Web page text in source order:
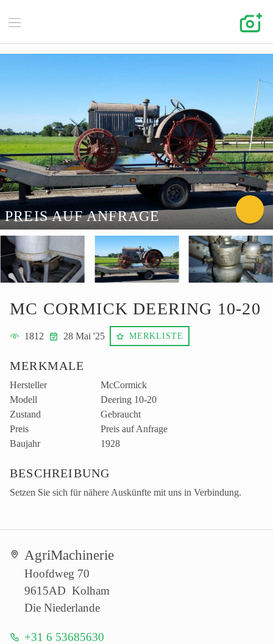
PREIS AUF ANFRAGE
MC CORMICK DEERING 10-20
1812 28 Mai '25 MERKLISTE
MERKMALE
Hersteller
McCormick
Modell
Deering 10-20
Zustand
Gebraucht
Preis
Preis auf Anfrage
Baujahr
1928
BESCHREIBUNG
Setzen Sie sich für nähere Auskünfte mit uns in Verbindung.
AgriMachinerie
Hoofdweg 70
9615AD Kolham
Die Niederlande
+31 6 53685630